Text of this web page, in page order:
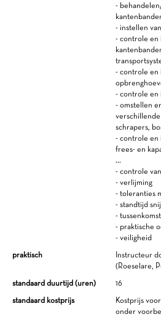
-
- instellen
- controle en
- controle en
- controle en
- omstellen
schrapers,
- controle en
frees- en
...
- controle
- verlijming
- toleranties
- standtijd
-
- praktische
- veiligheid
praktisch
Instructeur
(Roeselare,
standaard duurtijd (uren)
16
standaard kostprijs
Kostprijs
onder